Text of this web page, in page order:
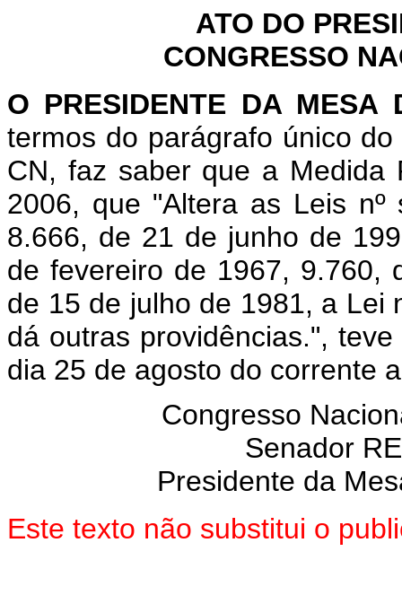
ATO DO
CONGRESSO
O PRESIDENTE DA
termos do parágrafo único
CN, faz saber que a Medida
2006, que "Altera as Leis
8.666, de 21 de junho de
de fevereiro de 1967, 9.760,
de 15 de julho de 1981, a Lei
dá outras providências.",
dia 25 de agosto do corrente
Congresso
Senador
Presidente da
Este texto não substitui o